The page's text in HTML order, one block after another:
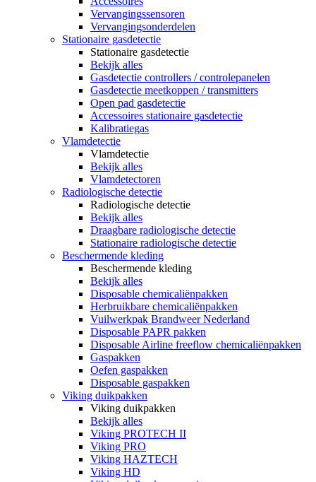
Vervangingssensoren
Vervangingsonderdelen
Stationaire gasdetectie
Stationaire gasdetectie
Bekijk alles
Gasdetectie controllers / controlepanelen
Gasdetectie meetkoppen / transmitters
Open pad gasdetectie
Accessoires stationaire gasdetectie
Kalibratiegas
Vlamdetectie
Vlamdetectie
Bekijk alles
Vlamdetectoren
Radiologische detectie
Radiologische detectie
Bekijk alles
Draagbare radiologische detectie
Stationaire radiologische detectie
Beschermende kleding
Beschermende kleding
Bekijk alles
Disposable chemicaliënpakken
Herbruikbare chemicaliënpakken
Vuilwerkpak Brandweer Nederland
Disposable PAPR pakken
Disposable Airline freeflow chemicaliënpakken
Gaspakken
Oefen gaspakken
Disposable gaspakken
Viking duikpakken
Viking duikpakken
Bekijk alles
Viking PROTECH II
Viking PRO
Viking HAZTECH
Viking HD